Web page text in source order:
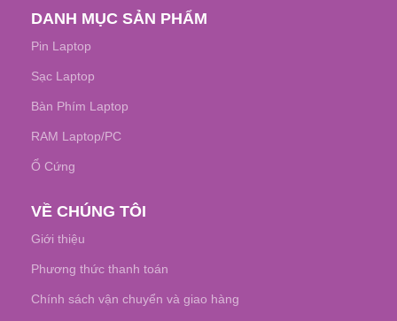
DANH MỤC SẢN PHẨM
Pin Laptop
Sạc Laptop
Bàn Phím Laptop
RAM Laptop/PC
Ổ Cứng
VỀ CHÚNG TÔI
Giới thiệu
Phương thức thanh toán
Chính sách vận chuyển và giao hàng